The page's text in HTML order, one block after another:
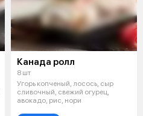
Канада ролл
8 шт
Угорь копченый, лосось, сыр
сливочный, свежий огурец,
авокадо, рис, нори